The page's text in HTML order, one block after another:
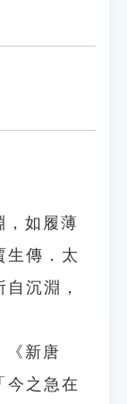
，如履薄
生傳．太
沉淵，
《新唐
今之急在